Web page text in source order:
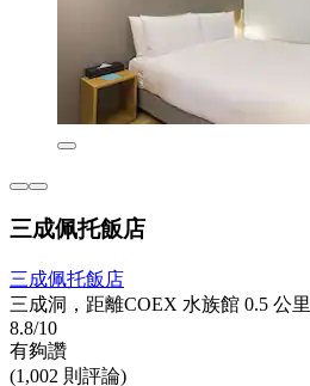
三成佩托飯店
三成佩托飯店
三成洞，距離COEX 水族館 0.5 公里
8.8/10
有夠讚
(1,002 則評論)